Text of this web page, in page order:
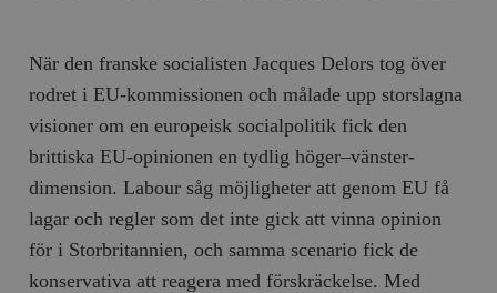
När den franske socialisten Jacques Delors tog över
rodret i EU-kommissionen och målade upp storslagna
visioner om en europeisk socialpolitik fick den
brittiska EU-opinionen en tydlig höger–vänster-
dimension. Labour såg möjligheter att genom EU få
lagar och regler som det inte gick att vinna opinion
för i Storbritannien, och samma scenario fick de
konservativa att reagera med förskräckelse. Med